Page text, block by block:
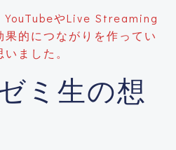
YouTubeやLive Streaming
果的につながりを作ってい
ました。
ミ生の想